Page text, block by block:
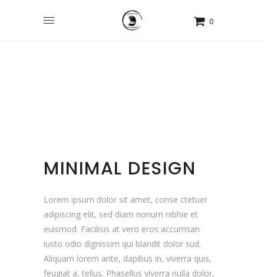
0
MINIMAL DESIGN
Lorem ipsum dolor sit amet, conse ctetuer
adipiscing elit, sed diam nonum nibhie et
euismod. Facilisis at vero eros accumsan
iusto odio dignissim qui blandit dolor sud.
Aliquam lorem ante, dapibus in, viverra quis,
feugiat a, tellus. Phasellus viverra nulla dolor,